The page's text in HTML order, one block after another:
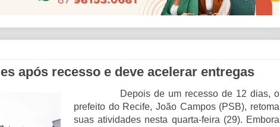
após recesso e deve acelerar entregas
Depois de um recesso de 12 dias, o
prefeito do Recife, João Campos (PSB), retoma
suas atividades nesta quarta-feira (29). Embora